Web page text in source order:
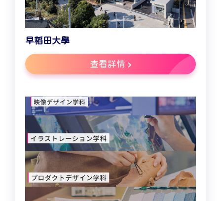
早稻田大學
查看詳情